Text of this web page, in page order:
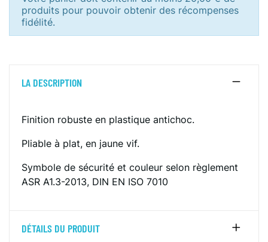
produits pour pouvoir obtenir des récompenses
fidélité.
LA DESCRIPTION
Finition robuste en plastique antichoc.
Pliable à plat, en jaune vif.
Symbole de sécurité et couleur selon règlement
ASR A1.3-2013, DIN EN ISO 7010
DÉTAILS DU PRODUIT